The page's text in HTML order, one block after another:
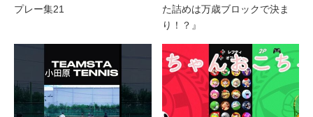
プレー集21
た詰めは万歳ブロックで決ま
り！？』